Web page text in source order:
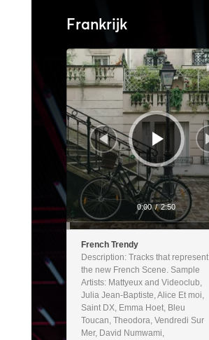
Frankrijk
Audiospeler
0:00 / 2:50
French Trendy
Description: Tracks that represent
the new French Scene. Sample
Artists: Mattyeux and Videoclub,
Julia Jean-Baptiste, Alice Et moi,
Saint DX, Emma Hoet, Bleu
Toucan, Theodora, Vendredi Sur
Mer, David Numwami,